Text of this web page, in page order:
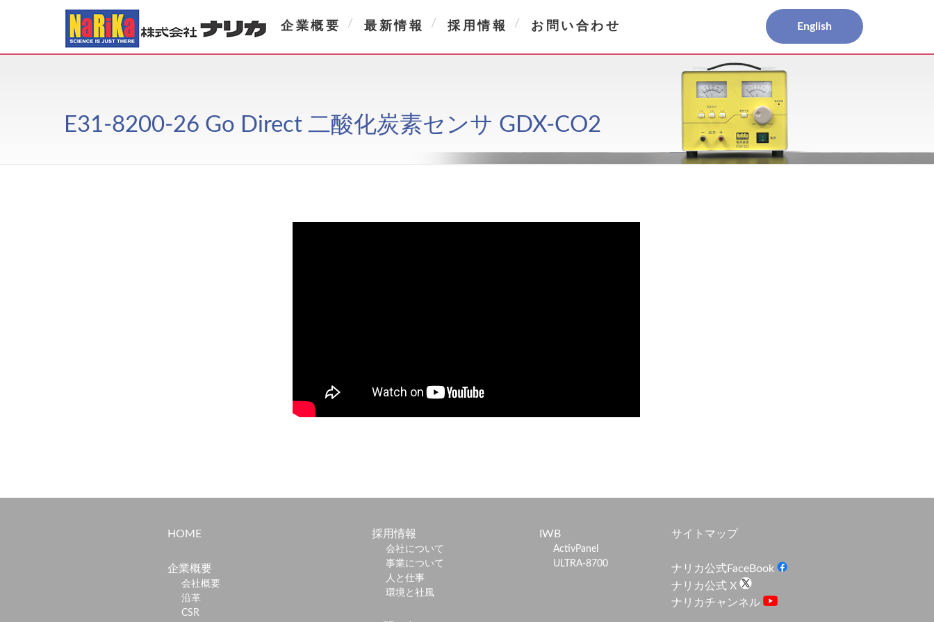
企業概要 最新情報 採用情報 お問い合わせ English
E31-8200-26 Go Direct 二酸化炭素センサ GDX-CO2
HOME
企業概要
会社概要
沿革
CSR
採用情報
会社について
事業について
人と仕事
環境と社風
IWB
ActivPanel
ULTRA-8700
サイトマップ
ナリカ公式FaceBook
ナリカ公式 X
ナリカチャンネル